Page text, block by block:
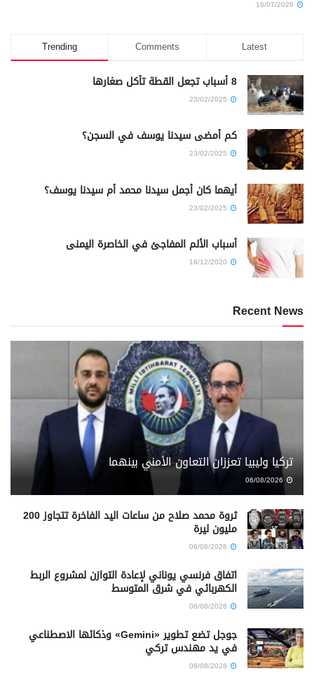
Trending Comments Latest
8 أسباب تجعل القطة تأكل صغارها
كم أمضى سيدنا يوسف في السجن؟
أيهما كان أجمل سيدنا محمد أم سيدنا يوسف؟
أسباب الألم المفاجئ في الخاصرة اليمنى
Recent News
تركيا وليبيا تعززان التعاون الأمني بينهما
06/08/2026
ثروة محمد صلاح من ساعات اليد الفاخرة تتجاوز 200
مليون ليرة
اتفاق فرنسي يوناني لإعادة التوازن لمشروع الربط
الكهربائي في شرق المتوسط
جوجل تضع تطوير «Gemini» وذكائها الاصطناعي
في يد مهندس تركي